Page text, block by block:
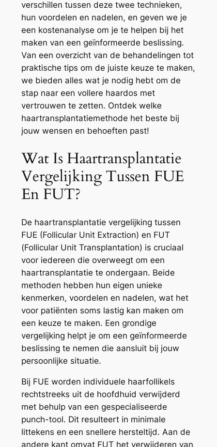
verschillen tussen deze twee technieken,
hun voordelen en nadelen, en geven we je
een kostenanalyse om je te helpen bij het
maken van een geïnformeerde beslissing.
Van een overzicht van de behandelingen tot
praktische tips om de juiste keuze te maken,
we bieden alles wat je nodig hebt om de
stap naar een vollere haardos met
vertrouwen te zetten. Ontdek welke
haartransplantatiemethode het beste bij
jouw wensen en behoeften past!
Wat Is Haartransplantatie
Vergelijking Tussen FUE
En FUT?
De haartransplantatie vergelijking tussen
FUE (Follicular Unit Extraction) en FUT
(Follicular Unit Transplantation) is cruciaal
voor iedereen die overweegt om een
haartransplantatie te ondergaan. Beide
methoden hebben hun eigen unieke
kenmerken, voordelen en nadelen, wat het
voor patiënten soms lastig kan maken om
een keuze te maken. Een grondige
vergelijking helpt je om een geïnformeerde
beslissing te nemen die aansluit bij jouw
persoonlijke situatie.
Bij FUE worden individuele haarfollikels
rechtstreeks uit de hoofdhuid verwijderd
met behulp van een gespecialiseerde
punch-tool. Dit resulteert in minimale
littekens en een snellere hersteltijd. Aan de
andere kant omvat FUT het verwijderen van